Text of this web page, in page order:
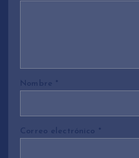
Nombre *
Correo electrónico *